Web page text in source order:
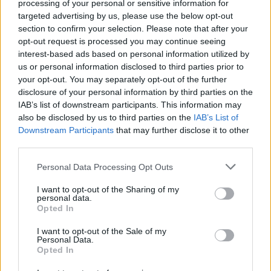
processing of your personal or sensitive information for
targeted advertising by us, please use the below opt-out
section to confirm your selection. Please note that after your
opt-out request is processed you may continue seeing
interest-based ads based on personal information utilized by
us or personal information disclosed to third parties prior to
your opt-out. You may separately opt-out of the further
disclosure of your personal information by third parties on the
IAB’s list of downstream participants. This information may
also be disclosed by us to third parties on the IAB’s List of
Downstream Participants that may further disclose it to other
Personal Data Processing Opt Outs
I want to opt-out of the Sharing of my
personal data.
Opted In
I want to opt-out of the Sale of my
Personal Data.
Opted In
00:00:57
Sinoptikai atsakė, kokiais orais užbaigsime darbo
savaitę: karščiai atsitrauks
Visi įrašai
Žiūrimiausi įrašai
00:00:30
Vaizdai iš tragiškos avarijos Vilniaus r.: dviejų moterų ir
vaiko gyvybių išgelbėti nepavyko
Žinios | Lietuvos diena